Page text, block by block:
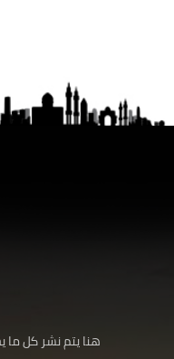
هنا يتم نشر كل ما